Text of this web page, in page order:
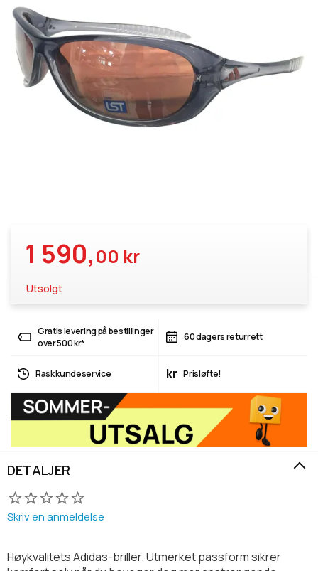
1 590,00 kr
Utsolgt
Gratis levering på bestillinger
over 500 kr*
60 dagers returrett
Rask kundeservice kr Prisløfte!
DETALJER
Skriv en anmeldelse
Høykvalitets Adidas-briller. Utmerket passform sikrer